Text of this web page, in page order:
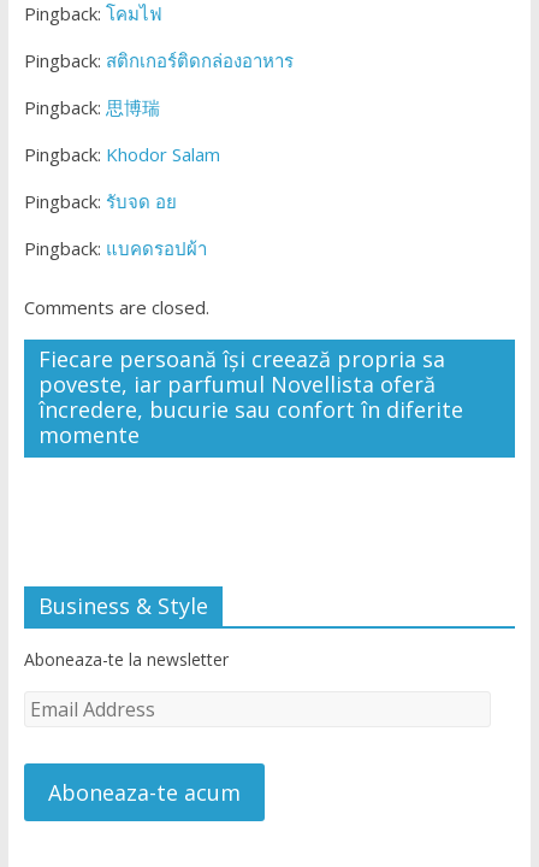
Pingback: โคมไฟ
Pingback: สติกเกอร์ติดกล่องอาหาร
Pingback: 思博瑞
Pingback: Khodor Salam
Pingback: รับจด อย
Pingback: แบคดรอปผ้า
Comments are closed.
Fiecare persoană își creează propria sa
poveste, iar parfumul Novellista oferă
încredere, bucurie sau confort în diferite
momente
Business & Style
Aboneaza-te la newsletter